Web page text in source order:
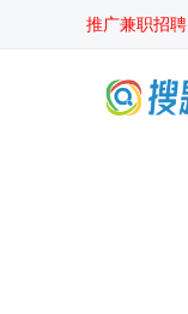
推广兼职招聘